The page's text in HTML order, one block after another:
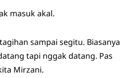
masuk akal.
sampai segitu. Biasanya
tapi nggak datang. Pas
Mirzani.